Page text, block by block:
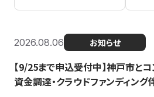
2026.08.06 お知らせ
【9/25まで申込受付中】神戸市と
資金調達・クラウドファンディン